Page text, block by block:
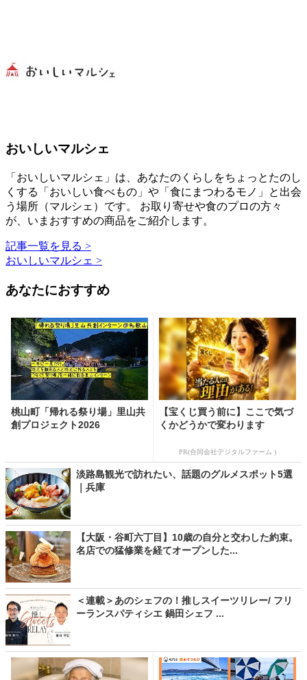
おいしいマルシェ
「おいしいマルシェ」は、あなたのくらしをちょっとたのし
くする「おいしい食べもの」や「食にまつわるモノ」と出会
う場所（マルシェ）です。 お取り寄せや食のプロの方々
が、いまおすすめの商品をご紹介します。
記事一覧を見る >
おいしいマルシェ >
あなたにおすすめ
桃山町「帰れる祭り場」里山共
創プロジェクト2026
【宝くじ買う前に】ここで気づ
くかどうかで変わります
PR(合同会社デジタルファーム )
淡路島観光で訪れたい、話題のグルメスポット5選
｜兵庫
【大阪・谷町六丁目】10歳の自分と交わした約束。
名店での猛修業を経てオープンした...
＜連載＞あのシェフの！推しスイーツリレー/ フリ
ーランスパティシエ 鍋田シェフ ...